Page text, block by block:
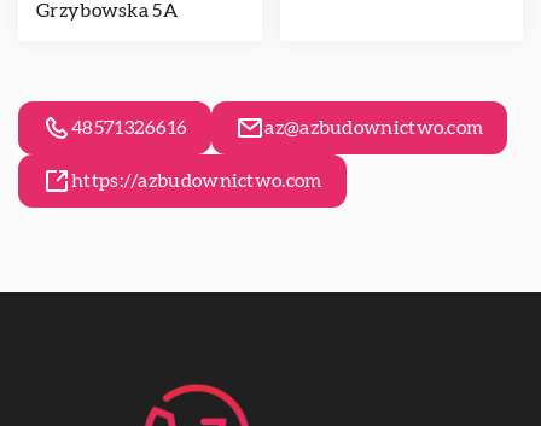
Grzybowska 5A
48571326616 az@azbudownictwo.com
https://azbudownictwo.com